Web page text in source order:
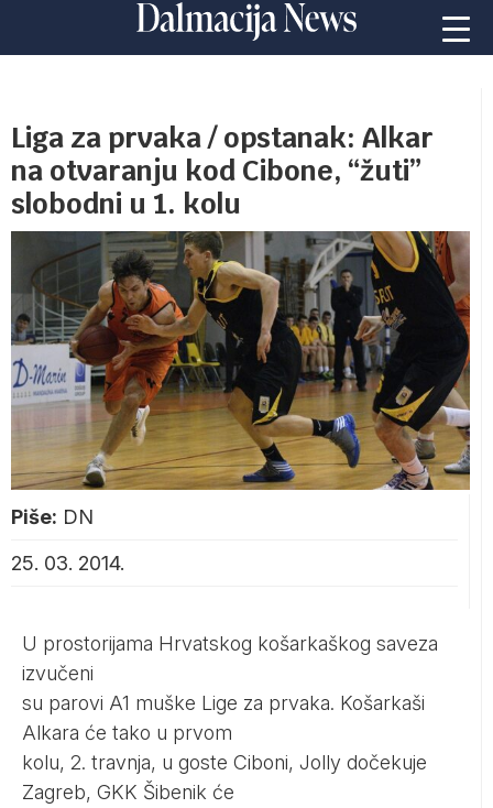
Liga za prvaka / opstanak: Alkar
na otvaranju kod Cibone, “žuti”
slobodni u 1. kolu
Piše: DN
25. 03. 2014.
U prostorijama Hrvatskog košarkaškog saveza
izvučeni
su parovi A1 muške Lige za prvaka. Košarkaši
Alkara će tako u prvom
kolu, 2. travnja, u goste Ciboni, Jolly dočekuje
Zagreb, GKK Šibenik će